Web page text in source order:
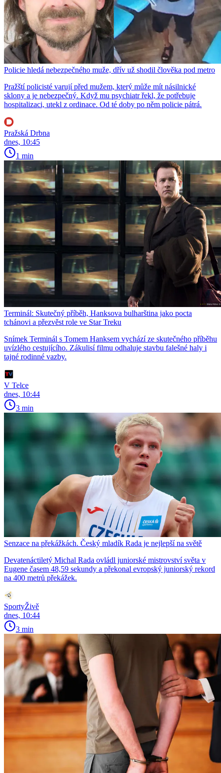
Policie hledá nebezpečného muže, dřív už shodil člověka pod metro
Pražští policisté varují před mužem, který může mít násilnické
sklony a je nebezpečný. Když mu psychiatr řekl, že potřebuje
hospitalizaci, utekl z ordinace. Od té doby po něm policie pátrá.
Pražská Drbna
dnes, 10:45
1 min
Terminál: Skutečný příběh, Hanksova bulharština jako pocta
tchánovi a přezvěst role ve Star Treku
Snímek Terminál s Tomem Hanksem vychází ze skutečného příběhu
uvízlého cestujícího. Zákulisí filmu odhaluje stavbu falešné haly i
tajné rodinné vazby.
V Telce
dnes, 10:44
3 min
Senzace na překážkách. Český mladík Rada je nejlepší na světě
Devatenáctiletý Michal Rada ovládl juniorské mistrovství světa v
Eugene časem 48,59 sekundy a překonal evropský juniorský rekord
na 400 metrů překážek.
SportyŽivě
dnes, 10:44
3 min